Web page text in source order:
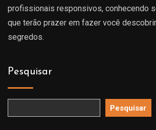
profissionais responsivos, conhecendo
que terão prazer em fazer você
segredos.
Pesquisar
Pesquisar